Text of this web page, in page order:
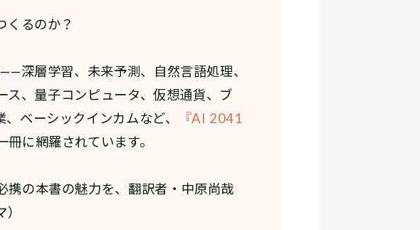
るのか？
深層学習、未来予測、自然言語処理、
、量子コンピュータ、仮想通貨、ブ
ベーシックインカムなど、
『AI 2041
に網羅されています。
携の本書の魅力を、翻訳者・中原尚哉